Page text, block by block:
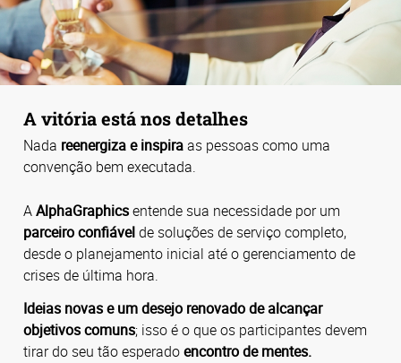
A vitória está nos detalhes
Nada reenergiza e inspiraas pessoas como uma
convenção bem executada.
AAlphaGraphicsentende sua necessidade por um
parceiro confiávelde soluções de serviço completo,
desde o planejamento inicial até o gerenciamento de
crises de última hora.
Ideias novas e um desejo renovado de alcançar
objetivos comuns; isso é o que os participantes devem
tirar do seu tão esperadoencontro de mentes.